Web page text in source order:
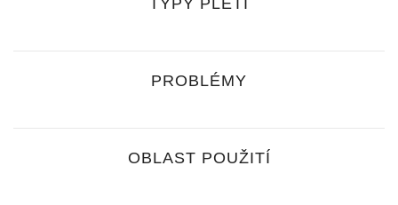
TYPY PLETI
PROBLÉMY
OBLAST POUŽITÍ